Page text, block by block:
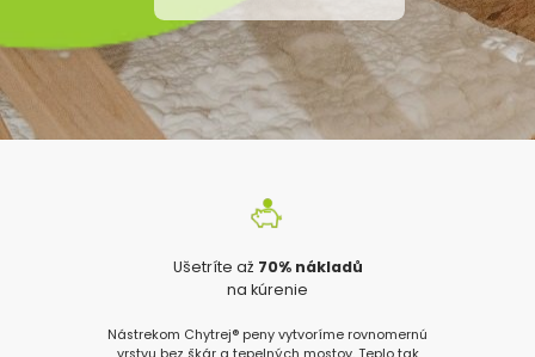
Ušetríte až 70% nákladů
na kúrenie
Nástrekom Chytrej® peny vytvoríme rovnomernú